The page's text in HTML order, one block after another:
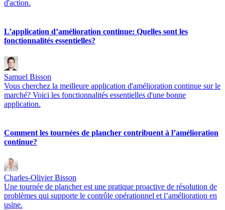
d'action.
L’application d’amélioration continue: Quelles sont les
fonctionnalités essentielles?
Samuel Bisson
Vous cherchez la meilleure application d'amélioration continue sur le
marché? Voici les fonctionnalités essentielles d'une bonne
application.
Comment les tournées de plancher contribuent à l’amélioration
continue?
Charles-Olivier Bisson
Une tournée de plancher est une pratique proactive de résolution de
problèmes qui supporte le contrôle opérationnel et l’amélioration en
usine.